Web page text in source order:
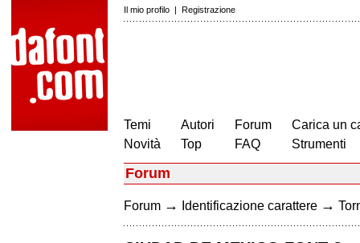
Il mio profilo | Registrazione
Temi
Novità
Autori
Top
Forum
FAQ
Carica un
Strumenti
Forum
Forum → Identificazione carattere →